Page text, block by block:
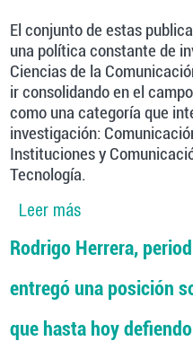
El conjunto de estas
una política constante de
Ciencias de la
ir consolidando en el
como una categoría que
investigación:
Instituciones y
Tecnología.
Leer mássobre
Rodrigo Herrera,
entregó una posición
que hasta hoy